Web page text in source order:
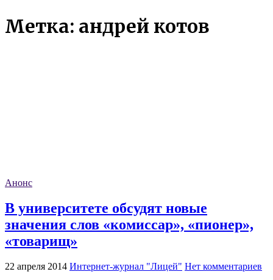
Метка: андрей котов
Анонс
В университете обсудят новые
значения слов «комиссар», «пионер»,
«товарищ»
22 апреля 2014 Интернет-журнал "Лицей" Нет комментариев